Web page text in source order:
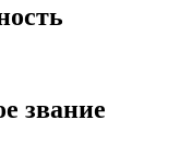
звание